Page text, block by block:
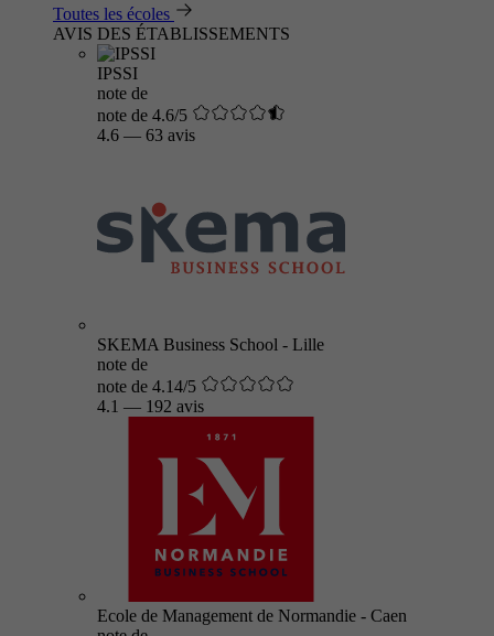
Toutes les écoles
AVIS DES ÉTABLISSEMENTS
IPSSI
note de
note de 4.6/5
4.6 — 63 avis
SKEMA Business School - Lille
note de
note de 4.14/5
4.1 — 192 avis
Ecole de Management de Normandie - Caen